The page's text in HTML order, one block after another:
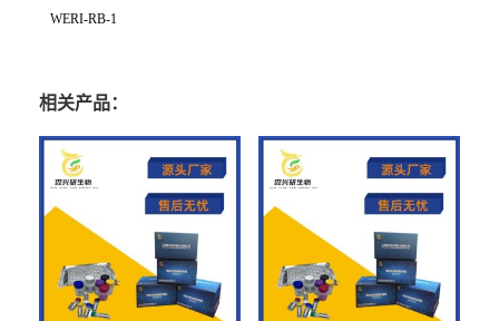
WERI-RB-1
相关产品：